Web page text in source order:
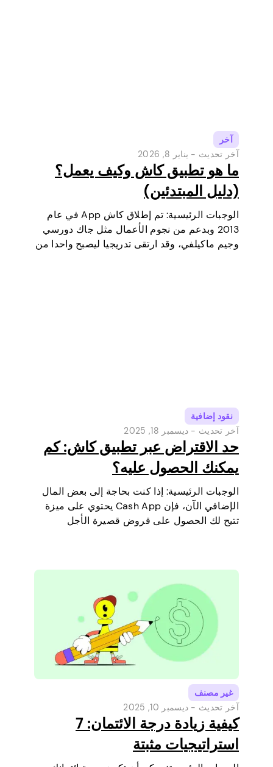
آخر
آخر تحديث - يناير 8, 2026
ما هو تطبيق كاش وكيف يعمل؟
(دليل المبتدئين)
الوجبات الرئيسية: تم إطلاق كاش App في عام
2013 وبدعم من نجوم الأعمال مثل جاك دورسي
وجيم ماكيلفي، وقد ارتقى تدريجيا ليصبح واحدا من
نقود إضافية
آخر تحديث - ديسمبر 18, 2025
حد الاقتراض عبر تطبيق كاش: كم
يمكنك الحصول عليه؟
الوجبات الرئيسية: إذا كنت بحاجة إلى بعض المال
الإضافي الآن، فإن Cash App يحتوي على ميزة
تتيح لك الحصول على قروض قصيرة الأجل
غير مصنف
آخر تحديث - ديسمبر 10, 2025
كيفية زيادة درجة الائتمان: 7
استراتيجيات مثبتة